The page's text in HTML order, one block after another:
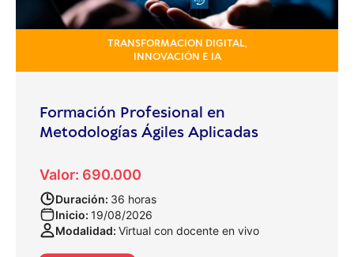
TRANSFORMACION DIGITAL,
INNOVACIÓN E IA
Formación Profesional en
Metodologías Ágiles Aplicadas
Valor: 690.000
Duración: 36 horas
Inicio: 19/08/2026
Modalidad: Virtual con docente en vivo